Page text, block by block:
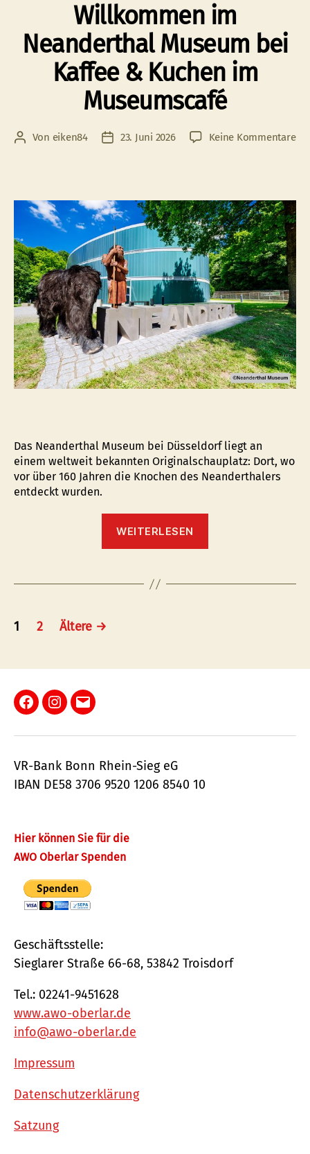
Willkommen im
Neanderthal Museum bei
Kaffee & Kuchen im
Museumscafé
Beitragsautor
Von eiken84 Veröffentlichungsdatum
23. Juni 2026 Keine Kommentarezu
bei
&
im
Das Neanderthal Museum bei Düsseldorf liegt an
einem weltweit bekannten Originalschauplatz: Dort, wo
vor über 160 Jahren die Knochen des Neanderthalers
entdeckt wurden.
WEITERLESEN
bei
Museumscafé”
Seitennummerierung
Beiträge
1 2 Ältere →
Facebook
Instagram
E-
VR-Bank Bonn Rhein-Sieg eG
IBAN DE58 3706 9520 1206 8540 10
Hier können Sie für die
AWO Oberlar Spenden
Geschäftsstelle:
Sieglarer Straße 66-68, 53842 Troisdorf
Tel.: 02241-9451628
www.awo-oberlar.de
info@awo-oberlar.de
Impressum
Datenschutzerklärung
Satzung